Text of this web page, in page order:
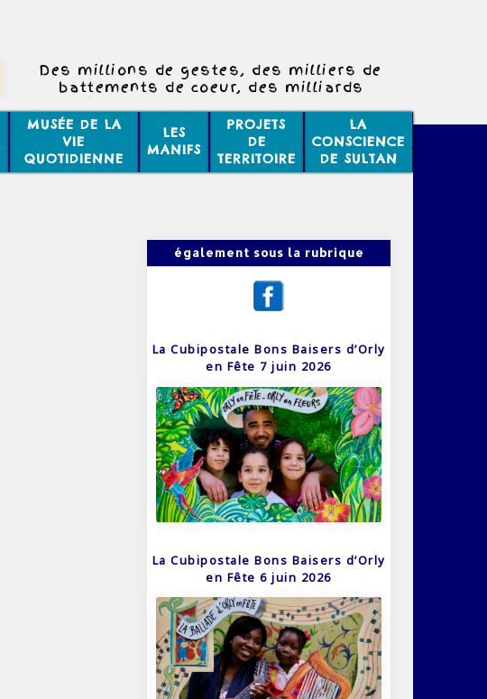
Des millions de gestes, des milliers de
battements de coeur, des milliards
d‘échanges chimiques, des milliards
d'opérations mentales constituent la moindre
de vos journées.
Croyez-moi, faites la sieste.
MUSÉE DE LA
VIE
QUOTIDIENNE
LES
MANIFS
PROJETS
DE
TERRITOIRE
LA
CONSCIENCE
DE SULTAN
également sous la rubrique
La Cubipostale Bons Baisers d’Orly
en Fête 7 juin 2026
La Cubipostale Bons Baisers d’Orly
en Fête 6 juin 2026